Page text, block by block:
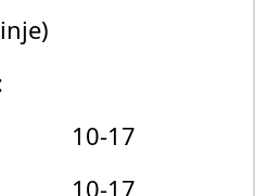
10-17
10-17